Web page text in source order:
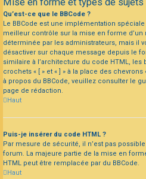
Qu’est-ce que le BBCode ?
Le BBCode est une implémentation
meilleur contrôle sur la mise en forme d’un
déterminée par les administrateurs, mais il
désactiver sur chaque message depuis le
similaire à l’architecture du code HTML,
crochets « [ » et « ] » à la place des chevrons
à propos du BBCode, veuillez consulter le
page de rédaction.
Haut
Puis-je insérer du code HTML ?
Par mesure de sécurité, il n’est pas
forum. La majeure partie de la mise en
HTML peut être remplacée par du BBCode.
Haut